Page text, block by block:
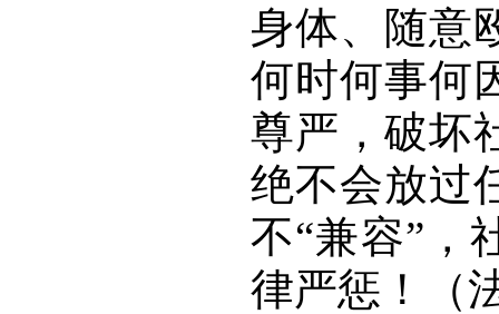
身体、随意
何时何事何
尊严，破坏
绝不会放过
不“兼容”，
律严惩！（